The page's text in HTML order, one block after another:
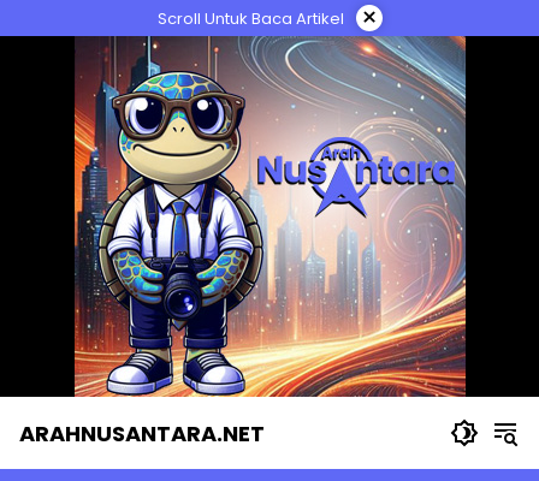
ke
Scroll Untuk Baca Artikel ×
ARAHNUSANTARA.NET